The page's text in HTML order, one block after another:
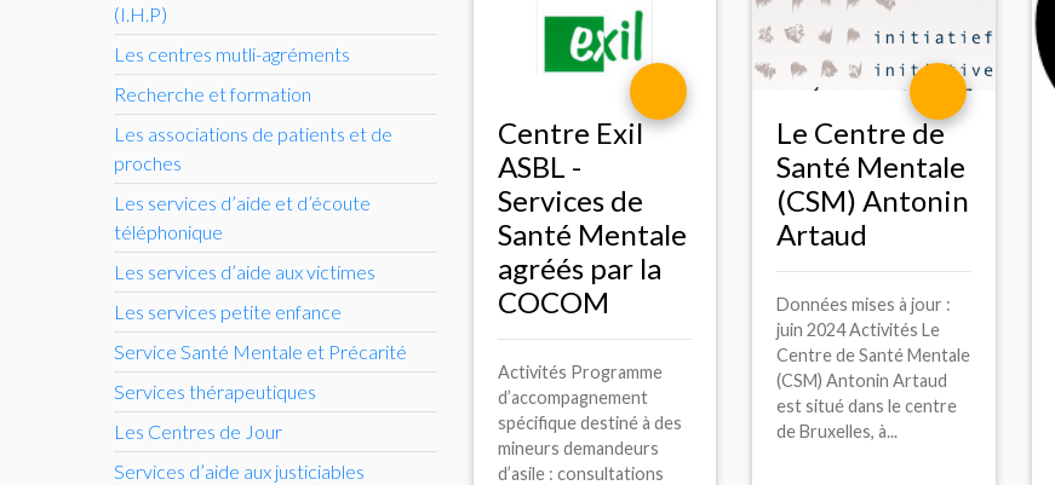
(I.H. P)
Les centres mutli-agréments
Recherche et formation
Les associations de patients et de
proches
Les services d’aide et d’écoute
téléphonique
Les services d’aide aux victimes
Les services petite enfance
Service Santé Mentale et Précarité
Services thérapeutiques
Les Centres de Jour
Services d’aide aux justiciables
Centre Exil
ASBL -
Services de
Santé Mentale
agréés par la
COCOM
Activités Programme
d’accompagnement
spécifique destiné à des
mineurs demandeurs
d’asile : consultations
Le Centre de
Santé Mentale
(CSM) Antonin
Artaud
Données mises à jour :
juin 2024 Activités Le
Centre de Santé Mentale
(CSM) Antonin Artaud
est situé dans le centre
de Bruxelles, à...